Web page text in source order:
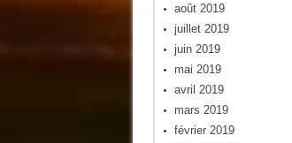
août 2019
juillet 2019
juin 2019
mai 2019
avril 2019
mars 2019
février 2019